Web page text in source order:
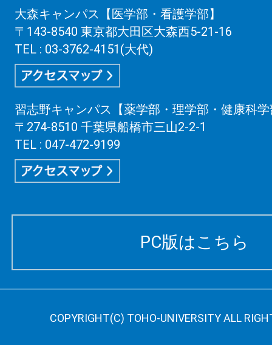
大森キャンパス【医学部・看護学部】
〒143-8540 東京都大田区大森西5-21-16
TEL : 03-3762-4151(大代)
習志野キャンパス【薬学部・理学部・健康科
〒274-8510 千葉県船橋市三山2-2-1
TEL : 047-472-9199
PC版はこちら
COPYRIGHT(C) TOHO-UNIVERSITY ALL